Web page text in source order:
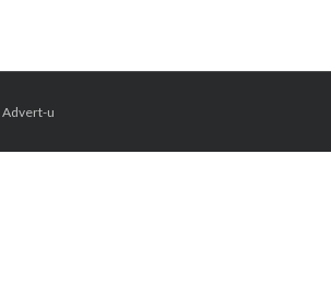
Advert-u